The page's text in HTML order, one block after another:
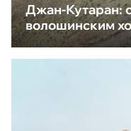
Джан-Кутаран:
волошинским